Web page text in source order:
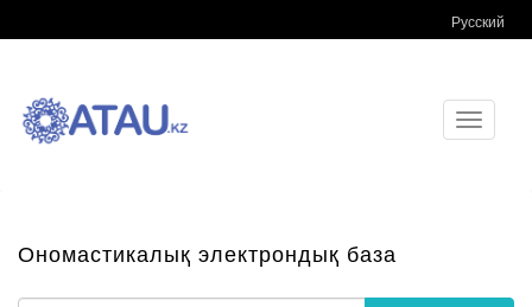
Русский
Toggle
Ономастикалық электрондық база